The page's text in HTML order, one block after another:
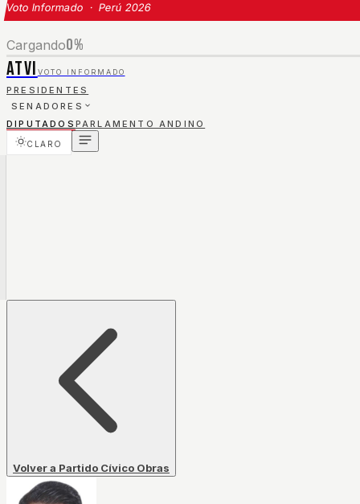
Voto Informado · Perú 2026
Cargando0%
ATVI VOTO INFORMADO
PRESIDENTES
SENADORES
DIPUTADOS PARLAMENTO ANDINO
CLARO
Volver a Partido Cívico Obras